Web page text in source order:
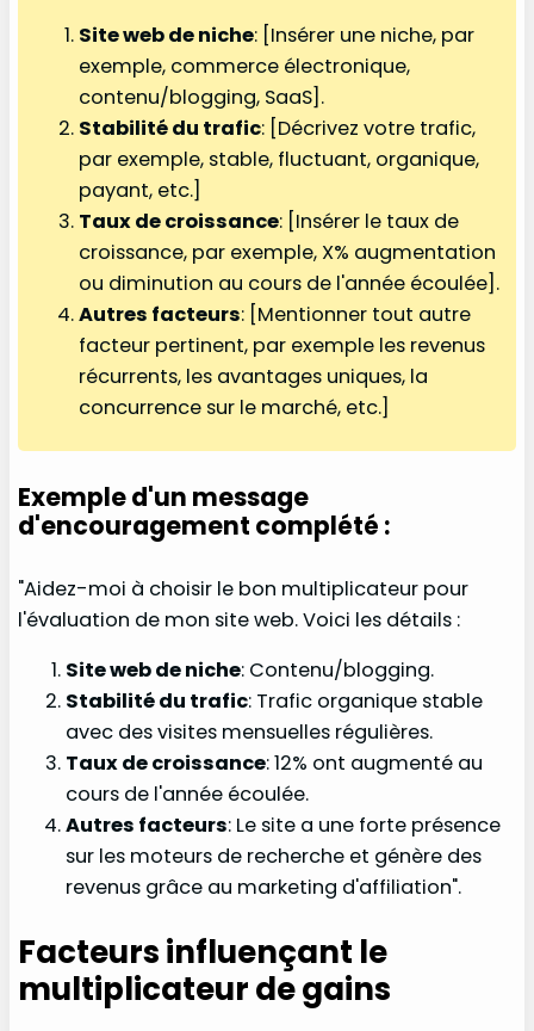
Site web de niche: [Insérer une niche, par
exemple, commerce électronique,
contenu/blogging, SaaS].
Stabilité du trafic: [Décrivez votre trafic,
par exemple, stable, fluctuant, organique,
payant, etc.]
Taux de croissance: [Insérer le taux de
croissance, par exemple, X% augmentation
ou diminution au cours de l'année écoulée].
Autres facteurs: [Mentionner tout autre
facteur pertinent, par exemple les revenus
récurrents, les avantages uniques, la
concurrence sur le marché, etc.]
Exemple d'un message
d'encouragement complété :
"Aidez-moi à choisir le bon multiplicateur pour
l'évaluation de mon site web. Voici les détails :
Site web de niche: Contenu/blogging.
Stabilité du trafic: Trafic organique stable
avec des visites mensuelles régulières.
Taux de croissance: 12% ont augmenté au
cours de l'année écoulée.
Autres facteurs: Le site a une forte présence
sur les moteurs de recherche et génère des
revenus grâce au marketing d'affiliation".
Facteurs influençant le
multiplicateur de gains